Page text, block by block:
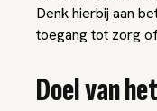
Denk hierbij aan
toegang tot zorg
Doel van